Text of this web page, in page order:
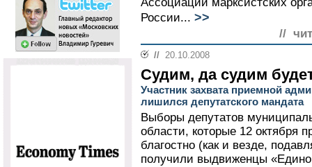
России... >>
//
// 20.10.2008
Судим, да судим
Участник захвата приемной
лишился депутатского мандата
Выборы депутатов
области, которые 12 октября
благостно (как и везде,
получили выдвиженцы